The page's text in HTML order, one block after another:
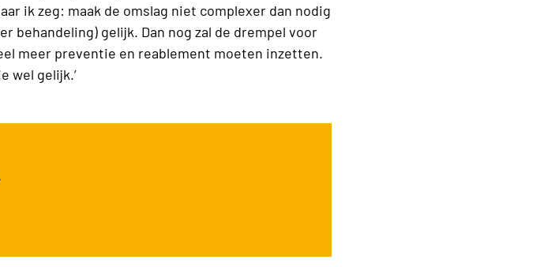
ik zeg: maak de omslag niet complexer dan nodig
behandeling) gelijk. Dan nog zal de drempel voor
meer preventie en reablement moeten inzetten.
wel gelijk.’